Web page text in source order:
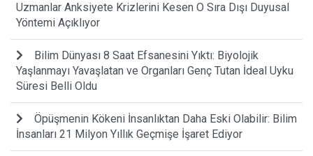
Uzmanlar Anksiyete Krizlerini Kesen O Sıra Dışı Duyusal
Yöntemi Açıklıyor
Bilim Dünyası 8 Saat Efsanesini Yıktı: Biyolojik
Yaşlanmayı Yavaşlatan ve Organları Genç Tutan İdeal Uyku
Süresi Belli Oldu
Öpüşmenin Kökeni İnsanlıktan Daha Eski Olabilir: Bilim
İnsanları 21 Milyon Yıllık Geçmişe İşaret Ediyor